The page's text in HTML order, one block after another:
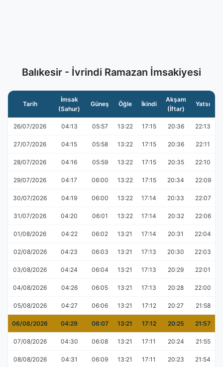
Balıkesir - İvrindi Ramazan İmsakiyesi
Tarih
İmsak
(Sahur)
Güneş Öğle İkindi
Akşam
(İftar)
Yatsı
26/07/2026 04:13 05:57 13:22 17:15 20:36 22:13
27/07/2026 04:15 05:58 13:22 17:15 20:36 22:11
28/07/2026 04:16 05:59 13:22 17:15 20:35 22:10
29/07/2026 04:17 06:00 13:22 17:15 20:34 22:09
30/07/2026 04:19 06:00 13:22 17:14 20:33 22:07
31/07/2026 04:20 06:01 13:22 17:14 20:32 22:06
01/08/2026 04:22 06:02 13:21 17:14 20:31 22:04
02/08/2026 04:23 06:03 13:21 17:13 20:30 22:03
03/08/2026 04:24 06:04 13:21 17:13 20:29 22:01
04/08/2026 04:26 06:05 13:21 17:13 20:28 22:00
05/08/2026 04:27 06:06 13:21 17:12 20:27 21:58
06/08/2026 04:29 06:07 13:21 17:12 20:25 21:57
07/08/2026 04:30 06:08 13:21 17:11 20:24 21:55
08/08/2026 04:31 06:09 13:21 17:11 20:23 21:54